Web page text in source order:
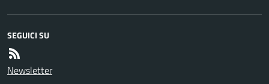
SEGUICI SU
Newsletter